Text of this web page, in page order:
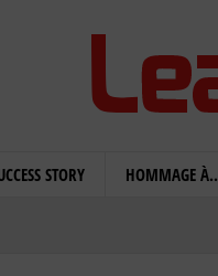
STORY HOMMAGE À..